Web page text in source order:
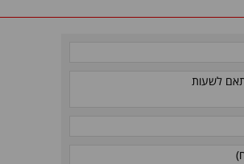
לשעות